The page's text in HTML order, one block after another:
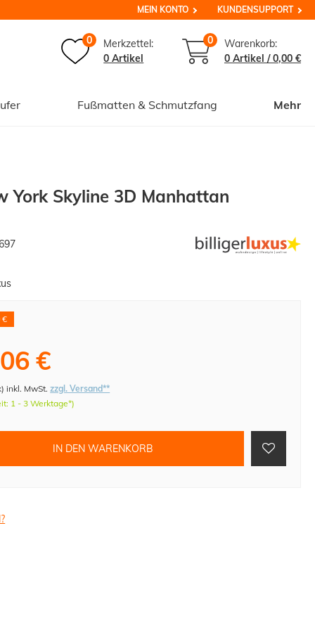
MEIN KONTO KUNDENSUPPORT
0
Merkzettel:
0 Artikel
0
Warenkorb:
0 Artikel /0,00 €
Fußmatten & Schmutzfang Mehr
York Skyline 3D Manhattan
€
€
)inkl. MwSt.zzgl. Versand**
1 - 3 Werktage*)
IN DEN WARENKORB